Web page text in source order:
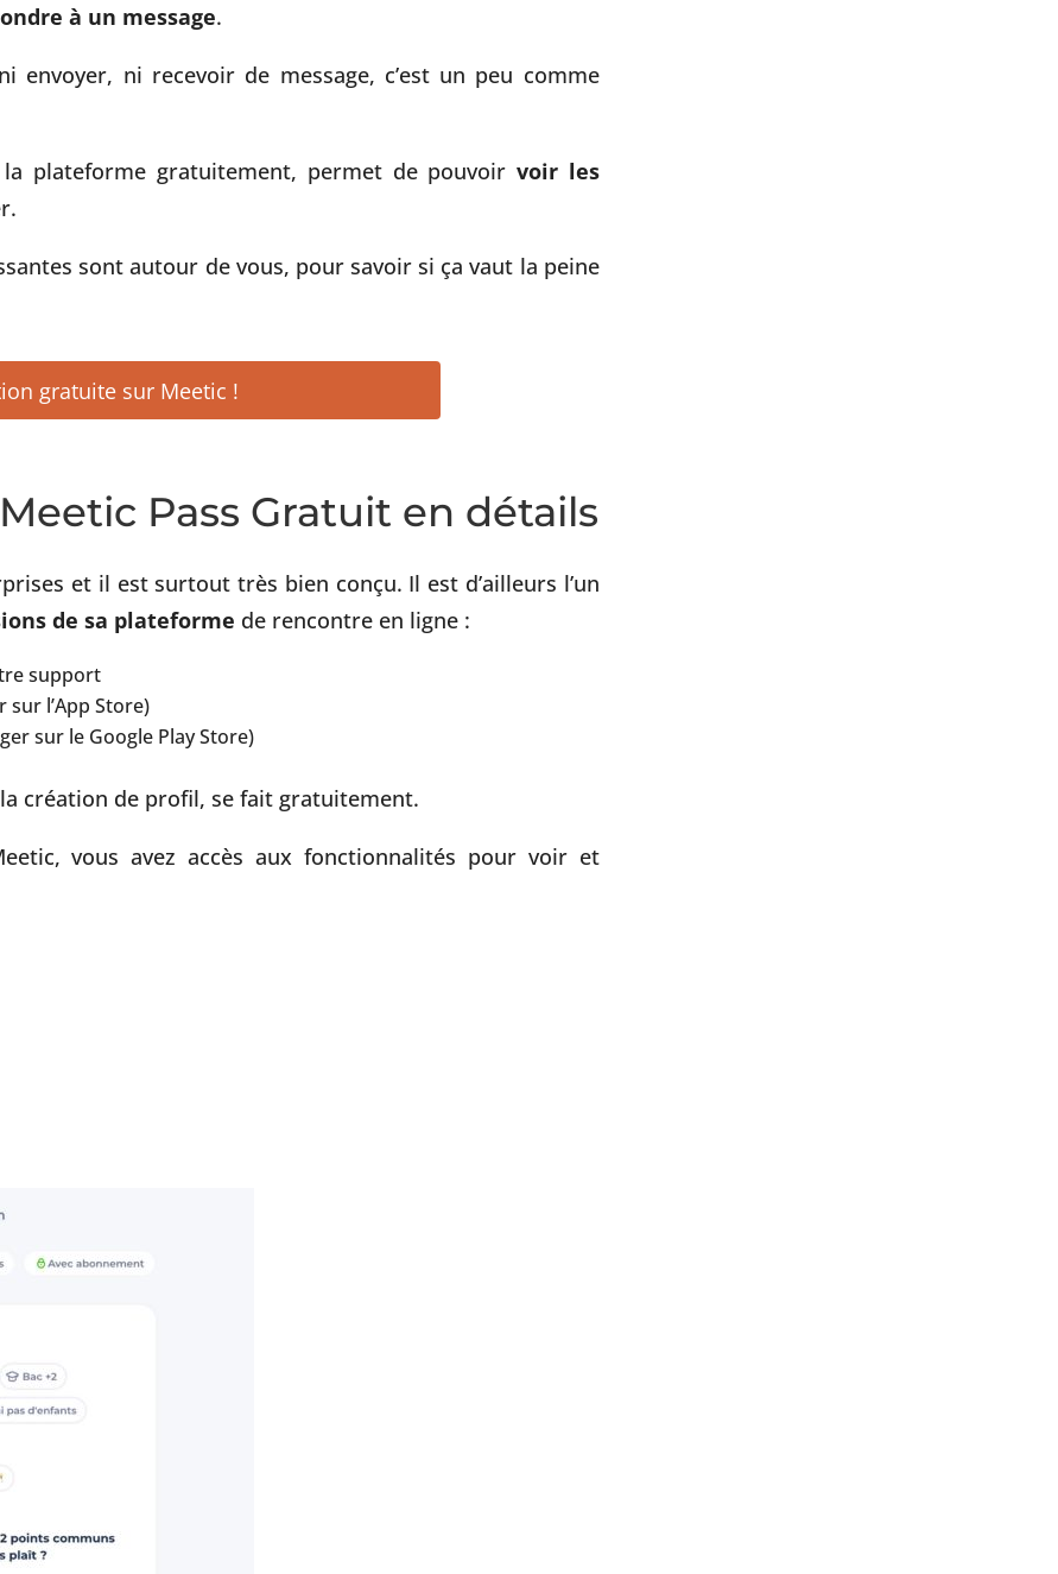
à un message.
ni recevoir de message, c’est un peu comme
plateforme gratuitement, permet de pouvoirvoir les
sont autour de vous, pour savoir si ça vaut la peine
gratuite sur Meetic !
Pass Gratuit en détails
et il est surtout très bien conçu. Il est d’ailleurs l’un
de sa plateforme de rencontre en ligne :
support
sur l’App Store)
sur le Google Play Store)
création de profil, se fait gratuitement.
vous avez accès aux fonctionnalités pour voir et